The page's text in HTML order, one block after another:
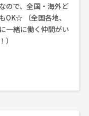
ので、全国・海外ど
OK☆ （全国各地、
一緒に働く仲間がい
）